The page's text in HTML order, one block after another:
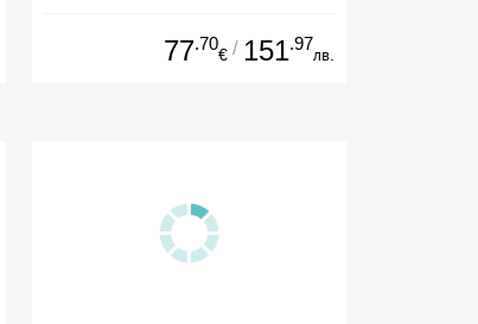
77.70
€ / 151.97
лв.